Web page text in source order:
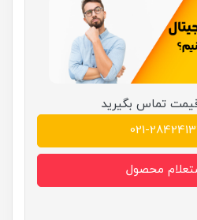
تماس بگیرید